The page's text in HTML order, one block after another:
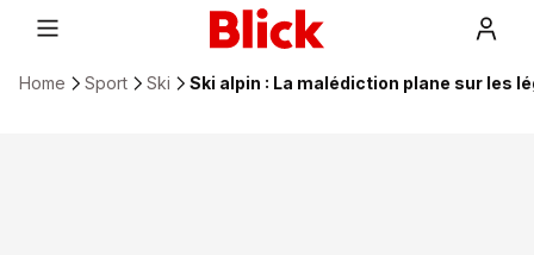
Home Sport Ski Ski alpin : La malédiction plane sur les